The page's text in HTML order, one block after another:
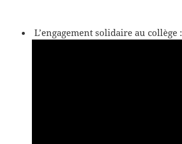
L’engagement solidaire au collège :